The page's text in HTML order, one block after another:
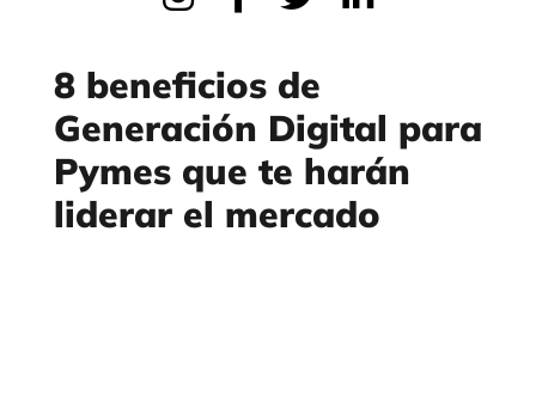
8 beneficios de
Generación Digital para
Pymes que te harán
liderar el mercado